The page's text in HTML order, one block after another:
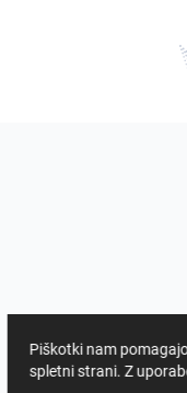
Piškotki nam
spletni strani. Z